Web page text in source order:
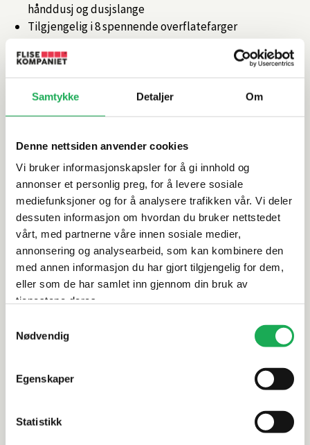
Samtykke Detaljer Om
Denne nettsiden anvender cookies
Vi bruker informasjonskapsler for å gi innhold og
annonser et personlig preg, for å levere sosiale
mediefunksjoner og for å analysere trafikken vår. Vi deler
dessuten informasjon om hvordan du bruker nettstedet
vårt, med partnerne våre innen sosiale medier,
annonsering og analysearbeid, som kan kombinere den
med annen informasjon du har gjort tilgjengelig for dem,
eller som de har samlet inn gjennom din bruk av
tjenestene deres.
Nødvendig
Egenskaper
Statistikk
hånddusj og dusjslange
Tilgjengelig i 8 spennende overflatefarger
vanntemperatur
Produktinformasjon
Spesifikasjoner
Rengjøring og vedlikehold
Leveringsinformasjon
Alternative produkter
Takdusj m/dusjbatteri (komplett)
Takdusj
TD2, Krom